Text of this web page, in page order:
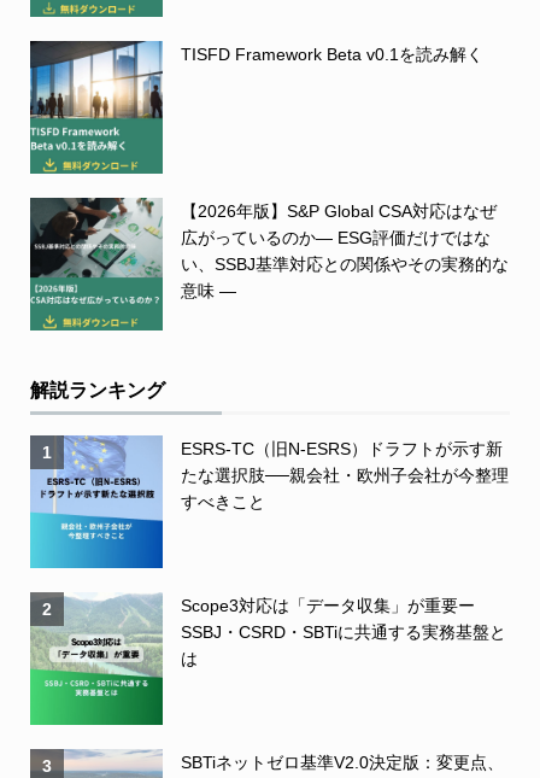
TISFD Framework Beta v0.1を読み解く
【2026年版】S&P Global CSA対応はなぜ
広がっているのか― ESG評価だけではな
い、SSBJ基準対応との関係やその実務的な
意味 ―
解説ランキング
1
ESRS-TC（旧N-ESRS）ドラフトが示す新
たな選択肢──親会社・欧州子会社が今整理
すべきこと
2
Scope3対応は「データ収集」が重要ー
SSBJ・CSRD・SBTiに共通する実務基盤と
は
3
SBTiネットゼロ基準V2.0決定版：変更点、